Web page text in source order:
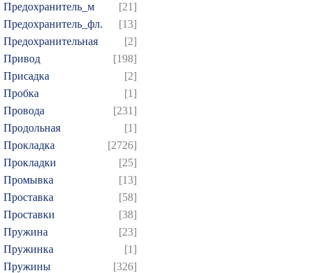
Предохранитель_м
[21]
Предохранитель_фл.
[13]
Предохранительная
[2]
Привод
[198]
Присадка
[2]
Пробка
[1]
Провода
[231]
Продольная
[1]
Прокладка
[2726]
Прокладки
[25]
Промывка
[13]
Проставка
[58]
Проставки
[38]
Пружина
[23]
Пружинка
[1]
Пружины
[326]